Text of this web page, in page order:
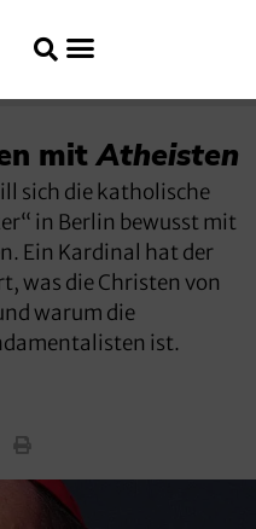
mitAtheisten
sich die katholische
in Berlin bewusst mit
Ein Kardinal hat der
was die Christen von
warum die
ist.